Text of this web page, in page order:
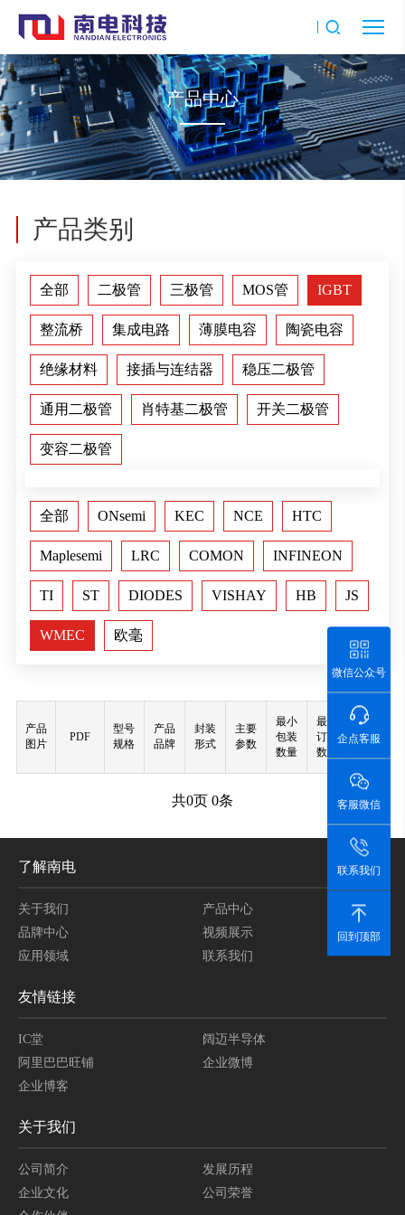
产品中心
产品类别
全部 二极管 三极管 MOS管 IGBT
整流桥 集成电路 薄膜电容 陶瓷电容
绝缘材料 接插与连结器 稳压二极管
通用二极管 肖特基二极管 开关二极管
变容二极管
全部 ONsemi KEC NCE HTC
Maplesemi LRC COMON INFINEON
TI ST DIODES VISHAY HB JS
WMEC 欧毫
产品
图片
PDF
型号
规格
产品
品牌
封装
形式
主要
参数
最小
包装
数量
最小
订购
数量
购买
共0页 0条
了解南电
关于我们
产品中心
品牌中心
视频展示
应用领域
联系我们
友情链接
IC堂
阔迈半导体
阿里巴巴旺铺
企业微博
企业博客
关于我们
公司简介
发展历程
企业文化
公司荣誉
微信公众号
企点客服
客服微信
联系我们
回到顶部